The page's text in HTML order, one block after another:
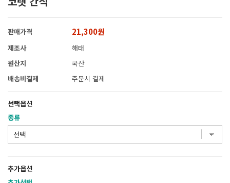
판매가격 21,300원
제조사
해태
원산지
국산
배송비결제
주문시 결제
선택옵션
종류
추가옵션